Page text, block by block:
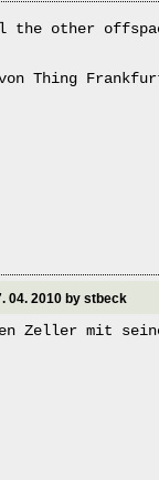
the other
Thing
04. 2010 by stbeck
Zeller mit